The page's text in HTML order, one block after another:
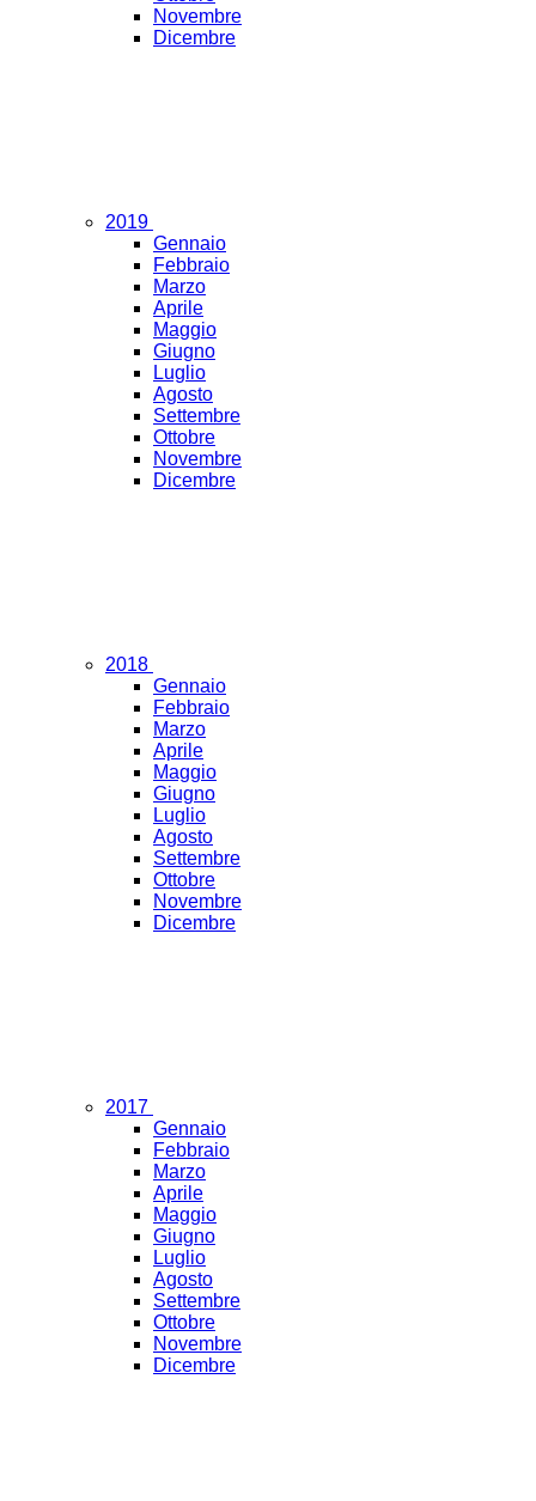
Novembre
Dicembre
2019
Gennaio
Febbraio
Marzo
Aprile
Maggio
Giugno
Luglio
Agosto
Settembre
Ottobre
Novembre
Dicembre
2018
Gennaio
Febbraio
Marzo
Aprile
Maggio
Giugno
Luglio
Agosto
Settembre
Ottobre
Novembre
Dicembre
2017
Gennaio
Febbraio
Marzo
Aprile
Maggio
Giugno
Luglio
Agosto
Settembre
Ottobre
Novembre
Dicembre